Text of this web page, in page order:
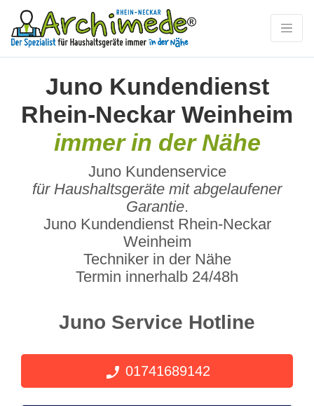
Juno Kundendienst
Rhein-Neckar Weinheim
immer in der Nähe
Juno Kundenservice
für Haushaltsgeräte mit abgelaufener
Garantie.
Juno Kundendienst Rhein-Neckar
Weinheim
Techniker in der Nähe
Termin innerhalb 24/48h
Juno Service Hotline
01741689142